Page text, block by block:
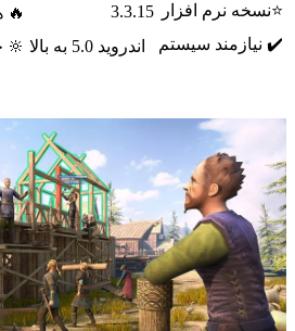
⭐نسخه نرم افزار
3.3.15
🔥
✔️ نیازمند سیستم
اندروید 5.0 به بالا 🔆